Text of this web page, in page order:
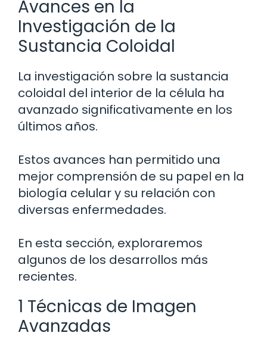
Avances en la
Investigación de la
Sustancia Coloidal
La investigación sobre la sustancia
coloidal del interior de la célula ha
avanzado significativamente en los
últimos años.
Estos avances han permitido una
mejor comprensión de su papel en la
biología celular y su relación con
diversas enfermedades.
En esta sección, exploraremos
algunos de los desarrollos más
recientes.
1 Técnicas de Imagen
Avanzadas